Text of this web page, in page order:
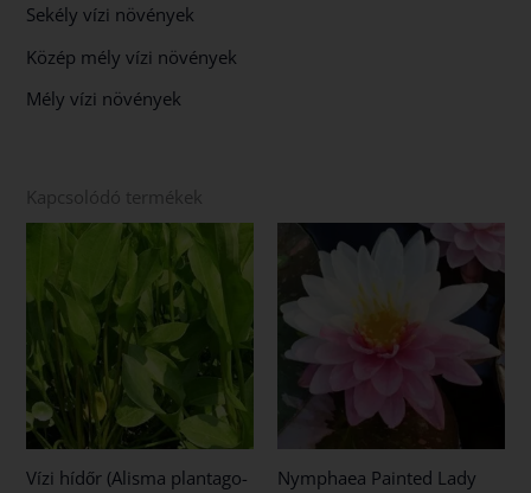
Sekély vízi növények
Közép mély vízi növények
Mély vízi növények
Kapcsolódó termékek
Vízi hídőr (Alisma plantago-
Nymphaea Painted Lady